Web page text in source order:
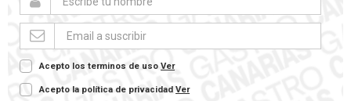
Acepto los terminos de uso Ver
Acepto la política de privacidad Ver